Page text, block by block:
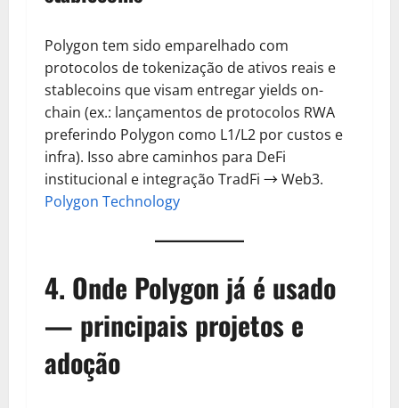
Polygon tem sido emparelhado com
protocolos de tokenização de ativos reais e
stablecoins que visam entregar yields on-
chain (ex.: lançamentos de protocolos RWA
preferindo Polygon como L1/L2 por custos e
infra). Isso abre caminhos para DeFi
institucional e integração TradFi → Web3.
Polygon Technology
4. Onde Polygon já é usado
— principais projetos e
adoção